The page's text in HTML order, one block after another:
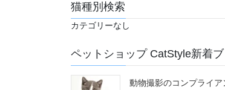
猫種別検索
カテゴリーなし
ペットショップ CatStyle新着
動物撮影のコンプライア